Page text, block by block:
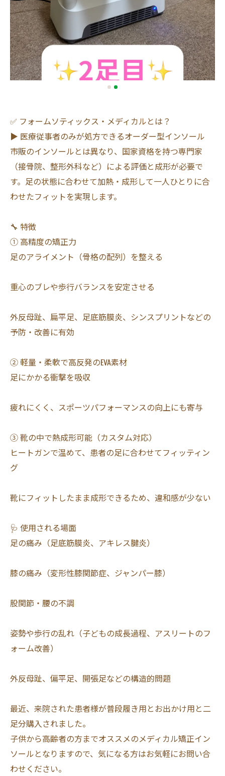
✅ フォームソティックス・メディカルとは？
▶ 医療従事者のみが処方できるオーダー型インソール
市販のインソールとは異なり、国家資格を持つ専門家
（接骨院、整形外科など）による評価と成形が必要で
す。足の状態に合わせて加熱・成形して一人ひとりに合
わせたフィットを実現します。
🔧 特徴
① 高精度の矯正力
足のアライメント（骨格の配列）を整える
重心のブレや歩行バランスを安定させる
外反母趾、扁平足、足底筋膜炎、シンスプリントなどの
予防・改善に有効
② 軽量・柔軟で高反発のEVA素材
足にかかる衝撃を吸収
疲れにくく、スポーツパフォーマンスの向上にも寄与
③ 靴の中で熱成形可能（カスタム対応）
ヒートガンで温めて、患者の足に合わせてフィッティン
グ
靴にフィットしたまま成形できるため、違和感が少ない
🩺 使用される場面
足の痛み（足底筋膜炎、アキレス腱炎）
膝の痛み（変形性膝関節症、ジャンパー膝）
股関節・腰の不調
姿勢や歩行の乱れ（子どもの成長過程、アスリートのフ
ォーム改善）
外反母趾、偏平足、開張足などの構造的問題
最近、来院された患者様が普段履き用とお出かけ用と二
足分購入されました。
子供から高齢者の方までオススメのメディカル矯正イン
ソールとなりますので、気になる方はお気軽にお問い合
わせください。